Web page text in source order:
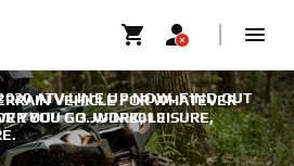
VEHICLE FOR WHATEVER
YOU GO. WORK, LEISURE,
ATV LINE UP NOW. FIND OUT
YOU! | 3 JUIN 2019